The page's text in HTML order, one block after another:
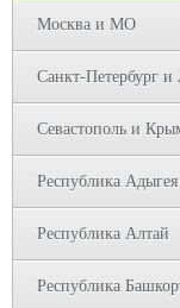
Москва и МО
Санкт-Петербург
Севастополь и
Республика Адыгея
Республика Алтай
Республика